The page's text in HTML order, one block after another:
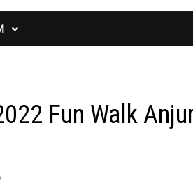
Fun Walk